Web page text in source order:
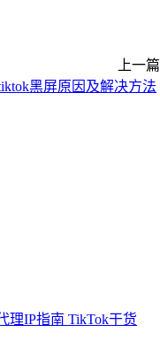
上一篇
黑屏原因及解决方法
TikTok干货